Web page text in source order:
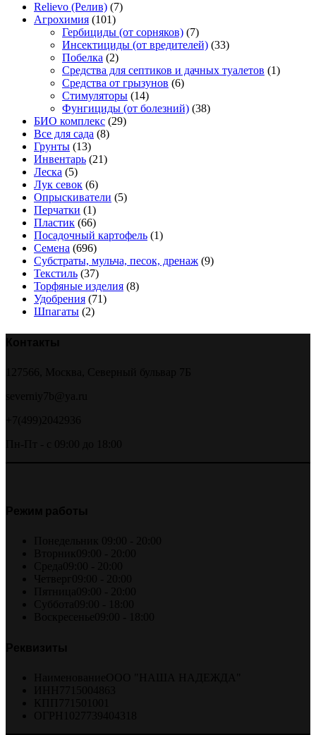
Relievo (Релив) (7)
Агрохимия (101)
Гербициды (от сорняков) (7)
Инсектициды (от вредителей) (33)
Побелка (2)
Средства для септиков и дачных туалетов (1)
Средства от грызунов (6)
Стимуляторы (14)
Фунгициды (от болезний) (38)
БИО комплекс (29)
Все для сада (8)
Грунты (13)
Инвентарь (21)
Леска (5)
Лук севок (6)
Опрыскиватели (5)
Перчатки (1)
Пластик (66)
Посадочный картофель (1)
Семена (696)
Субстраты, мульча, песок, дренаж (9)
Текстиль (37)
Торфяные изделия (8)
Удобрения (71)
Шпагаты (2)